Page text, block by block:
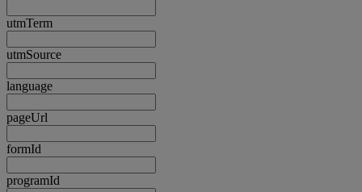
utmTerm
utmSource
language
pageUrl
formId
programId